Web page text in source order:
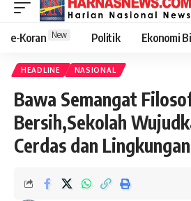
e-Koran New Politik Ekonomi
HEADLINE NASIONAL
Bawa Semangat
Bersih,Sekolah
Cerdas dan